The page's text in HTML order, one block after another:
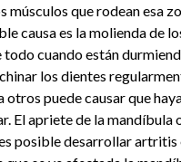
músculos que rodean esa
causa es la molienda de
cuando están
los dientes
otros puede causar que
El apriete de la mandíbula
posible desarrollar